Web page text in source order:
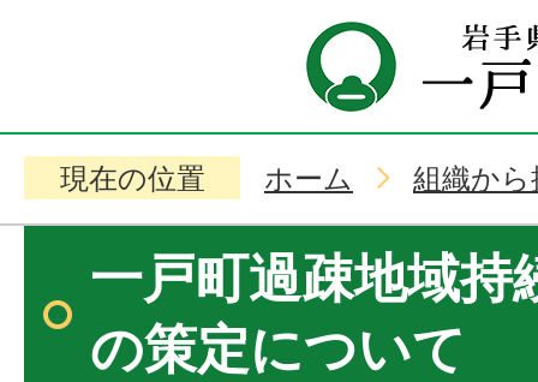
現在の位置 ホーム 組織か
一戸町過疎地域持
の策定について